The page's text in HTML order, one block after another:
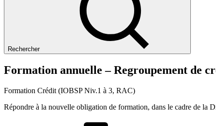
Rechercher
Formation annuelle – Regroupement de
Formation Crédit (IOBSP Niv.1 à 3, RAC)
Répondre à la nouvelle obligation de formation, dans le cadre de la